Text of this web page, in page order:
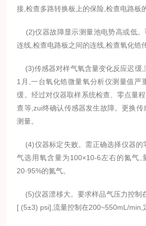
接,检查多路转换板上的保险,检查电路板
(2)仪器故障显示测量池电势高或低。
连线,检查电路板之间的连线,检查氧化锆
(3)传感器对样气氧含量变化反应迟缓,
1月,一台氧化锆微量氧分析仪测量值严
缓。经过对仪器取样系统检查、零点量
查等,zui终确认传感器发生故障。更换传
测量。
(4)仪器标定失败。需正确选择仪器的
气选用氧含量为100×10-6左右的氮气,
20·95%的氮气。
(5)仪器漂移大。要求样品气压力控制
[ (5±3) psi],流量控制在200~550mL/min,